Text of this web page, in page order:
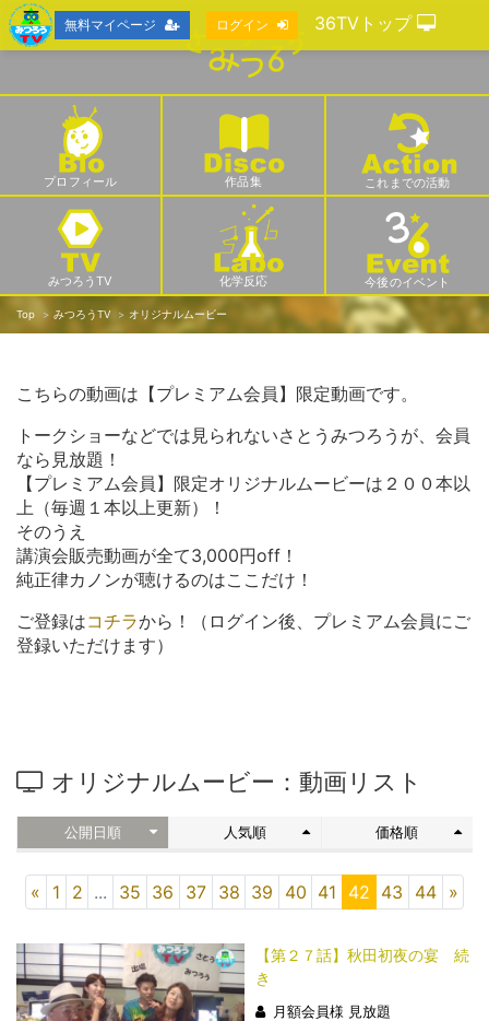
プロフィール 作品集 これまでの活動
みつろうTV 化学反応 今後のイベント
Top みつろうTV オリジナルムービー
こちらの動画は【プレミアム会員】限定動画です。
トークショーなどでは見られないさとうみつろうが、会員
なら見放題！
【プレミアム会員】限定オリジナルムービーは２００本以
上（毎週１本以上更新）！
そのうえ
講演会販売動画が全て3,000円off！
純正律カノンが聴けるのはここだけ！
ご登録はコチラから！（ログイン後、プレミアム会員にご
登録いただけます）
オリジナルムービー：動画リスト
公開日順 人気順 価格順
« 1 2 ... 35 36 37 38 39 40 41 42 43 44 »
【第２７話】秋田初夜の宴 続
き
月額会員様 見放題
無料マイページ ログイン 36TVトップ